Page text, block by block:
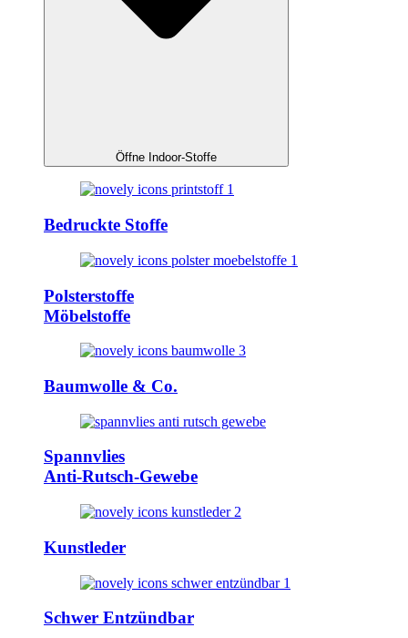
Öffne Indoor-Stoffe
Bedruckte Stoffe
Polsterstoffe
Möbelstoffe
Baumwolle & Co.
Spannvlies
Anti-Rutsch-Gewebe
Kunstleder
Schwer Entzündbar